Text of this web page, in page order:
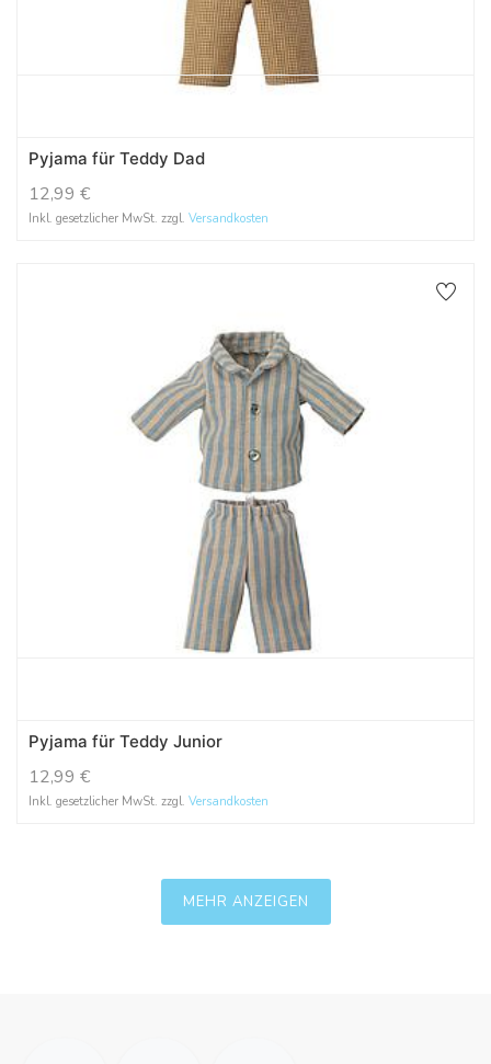
Pyjama für Teddy Dad
12,99 €
Inkl. gesetzlicher MwSt. zzgl. Versandkosten
Pyjama für Teddy Junior
12,99 €
Inkl. gesetzlicher MwSt. zzgl. Versandkosten
MEHR ANZEIGEN